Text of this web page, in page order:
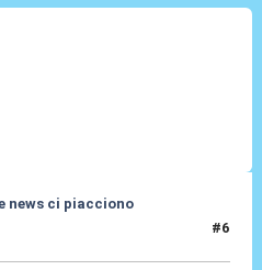
news ci piacciono
#6